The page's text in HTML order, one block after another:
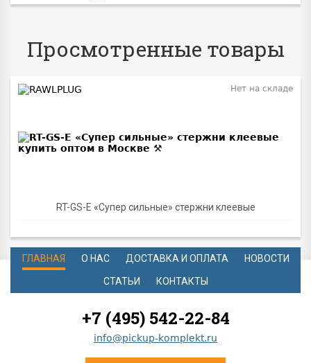
Просмотренные товары
RT-GS-E «Супер сильные» стержни клеевые
Нет на складе
ГЛАВНАЯ О НАС ДОСТАВКА И ОПЛАТА НОВОСТИ
СТАТЬИ КОНТАКТЫ
+7 (495) 542-22-84
info@pickup-komplekt.ru